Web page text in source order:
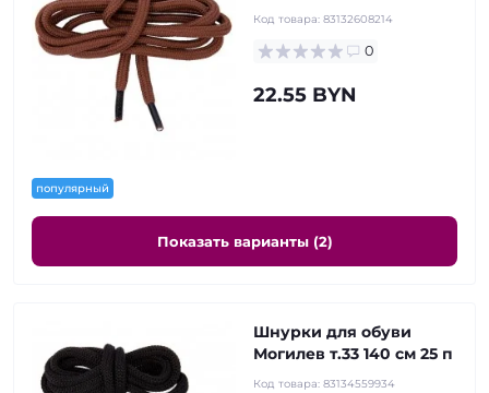
популярный
Код товара: 83132608214
0
22.55 BYN
Показать варианты (2)
Шнурки для обуви
Могилев т.33 140 см 25 п
Код товара: 83134559934